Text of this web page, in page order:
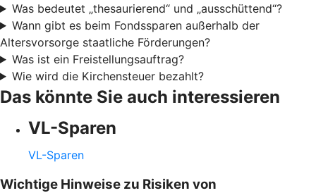
Was bedeutet „thesaurierend“ und „ausschüttend“?
Wann gibt es beim Fondssparen außerhalb der
Altersvorsorge staatliche Förderungen?
Was ist ein Freistellungsauftrag?
Wie wird die Kirchensteuer bezahlt?
Das könnte Sie auch interessieren
VL-Sparen
VL-Sparen
Wichtige Hinweise zu Risiken von